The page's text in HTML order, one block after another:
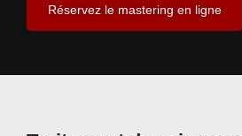
Réservez le mastering en ligne